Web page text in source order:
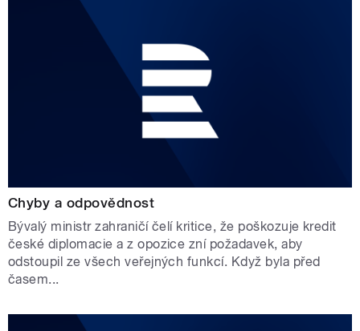
Chyby a odpovědnost
Bývalý ministr zahraničí čelí kritice, že poškozuje kredit
české diplomacie a z opozice zní požadavek, aby
odstoupil ze všech veřejných funkcí. Když byla před
časem...